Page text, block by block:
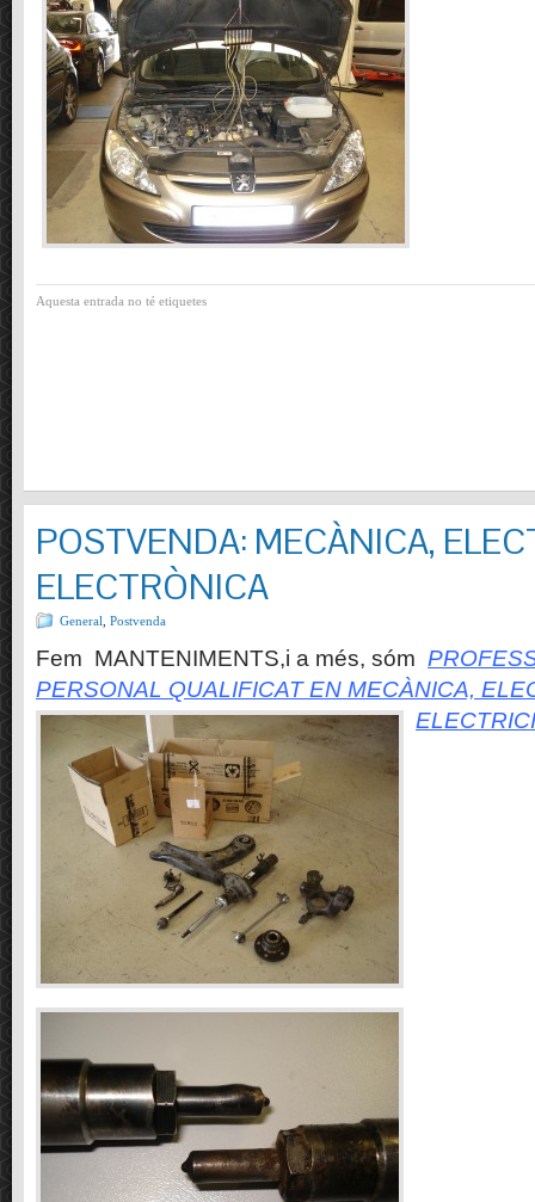
Aquesta entrada no té etiquetes
POSTVENDA: MECÀNICA,
ELECTRÒNICA
General Postvenda
Fem MANTENIMENTS,i a més, sóm
PERSONAL QUALIFICAT EN MECÀNICA,